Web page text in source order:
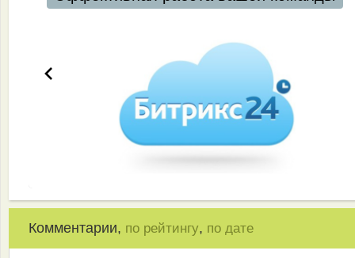
Комментарии, по рейтингу, по дате